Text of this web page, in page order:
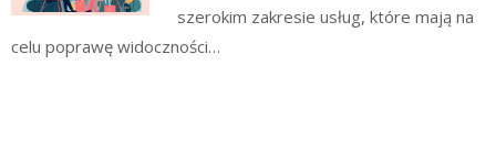
szerokim zakresie usług, które mają na
celu poprawę widoczności…